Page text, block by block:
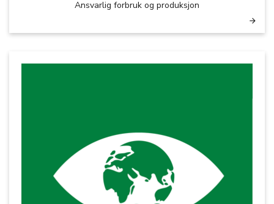
Ansvarlig forbruk og produksjon
arrow_forward